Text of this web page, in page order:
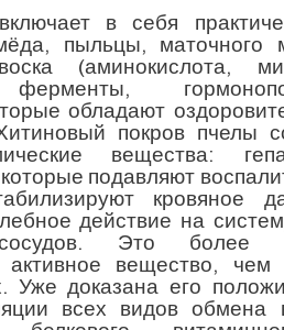
в себя
пыльцы, маточного
(аминокислота,
обладают
покров пчелы
вещества:
подавляют
кровяное
действие на
сосудов. Это более
активное вещество, чем
Уже доказана его
всех видов обмена